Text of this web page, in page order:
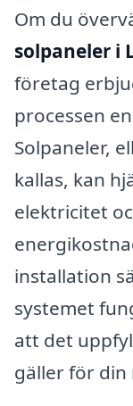
Om du
solpaneler i
företag
processen
Solpaneler,
kallas, kan
elektricitet
installation
systemet
att det
gäller för din